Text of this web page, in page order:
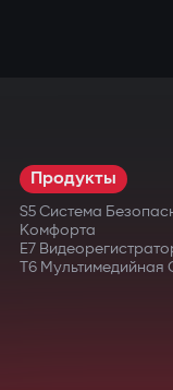
Продукты
S5 Система
Комфорта
E7
T6 Мультимедийная